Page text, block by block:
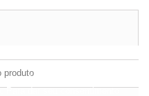
produto
para melhorar nossos
às suas preferências,
Para dar seu consentimento